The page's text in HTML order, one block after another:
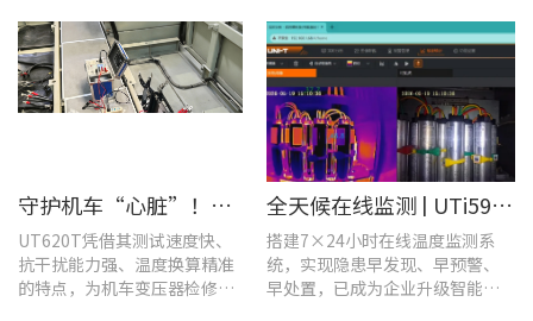
守护机车“心脏”！优利德UT620T助力HXD3C主变压器高效检修
UT620T凭借其测试速度快、
抗干扰能力强、温度换算精准
的特点，为机车变压器检修带
全天候在线监测 | UTi591B在线式红外热成像仪助力配电运维智能化转型
搭建7×24小时在线温度监测系
统，实现隐患早发现、早预警、
早处置，已成为企业升级智能运